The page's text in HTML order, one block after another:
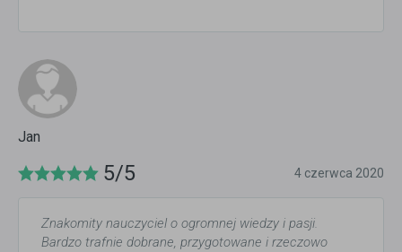
Jan
5/5 4 czerwca 2020
Znakomity nauczyciel o ogromnej wiedzy i pasji.
Bardzo trafnie dobrane, przygotowane i rzeczowo